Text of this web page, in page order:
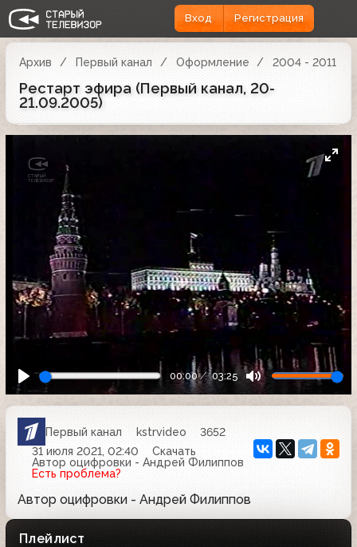
Вход Регистрация
Архив Первый канал Оформление 2004 - 2011
Рестарт эфира (Первый канал, 20-
21.09.2005)
00:00 03:25
Первый канал kstrvideo
3652
31 июля 2021, 02:40
Скачать
Автор оцифровки - Андрей Филиппов
Есть проблема?
Автор оцифровки - Андрей Филиппов
Плейлист